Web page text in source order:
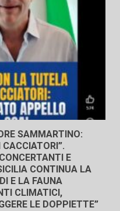
SAMMARTINO:
E
CONTINUA LA
E LA FAUNA
CLIMATICI,
LE DOPPIETTE”